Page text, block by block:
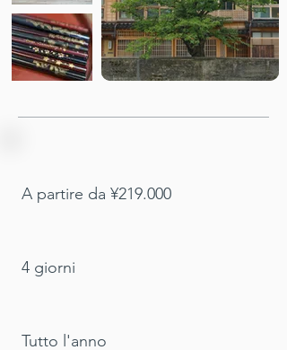
A partire da ¥219.000
4 giorni
Tutto l'anno